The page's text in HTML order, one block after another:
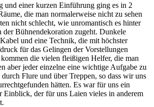
und einer kurzen Einführung ging es in 2
die man normalerweise nicht zu sehen
nicht schlecht, wie unromantisch es hinter
der Bühnendekoration zugeht. Dunkele
und eine Technik, die mit höchster
für das Gelingen der Vorstellungen
die vielen fleißigen Helfer, die man
aber jeder einzelne eine wichtige Aufgabe zu
Flure und über Treppen, so dass wir uns
hätten. Es war für uns ein
Einblick, der für uns Laien vieles in anderem